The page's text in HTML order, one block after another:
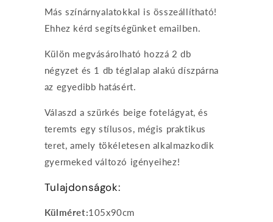
Más színárnyalatokkal is összeállítható!
Ehhez kérd segítségünket emailben.
Külön megvásárolható hozzá 2 db
négyzet és 1 db téglalap alakú díszpárna
az egyedibb hatásért.
Válaszd a szürkés beige fotelágyat, és
teremts egy stílusos, mégis praktikus
teret, amely tökéletesen alkalmazkodik
gyermeked változó igényeihez!
Tulajdonságok:
Külméret:105x90cm